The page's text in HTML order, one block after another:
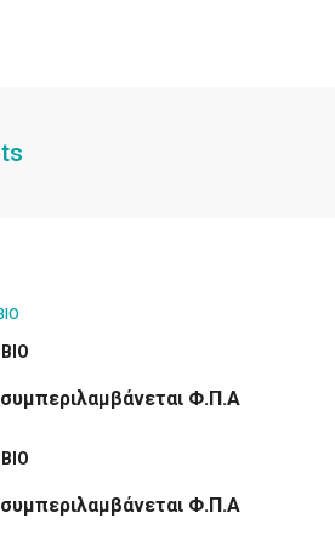
συμπεριλαμβάνεται Φ.Π.Α
συμπεριλαμβάνεται Φ.Π.Α